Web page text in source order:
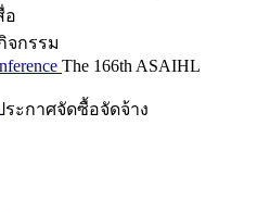
อ
กรรม
The 166th ASAIHL
ระกาศจัดซื้อจัดจ้าง